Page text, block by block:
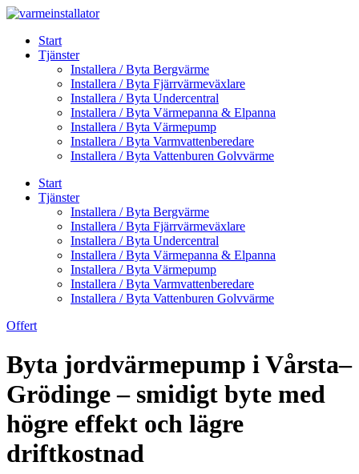
Skip
contentStart
Tjänster
Installera / Byta Bergvärme
Installera / Byta Fjärrvärmeväxlare
Installera / Byta Undercentral
Installera / Byta Värmepanna & Elpanna
Installera / Byta Värmepump
Installera / Byta Varmvattenberedare
Installera / Byta Vattenburen Golvvärme
Start
Tjänster
Installera / Byta Bergvärme
Installera / Byta Fjärrvärmeväxlare
Installera / Byta Undercentral
Installera / Byta Värmepanna & Elpanna
Installera / Byta Värmepump
Installera / Byta Varmvattenberedare
Installera / Byta Vattenburen Golvvärme
Offert
Byta jordvärmepump i Vårsta–
Grödinge – smidigt byte med
högre effekt och lägre
driftkostnad